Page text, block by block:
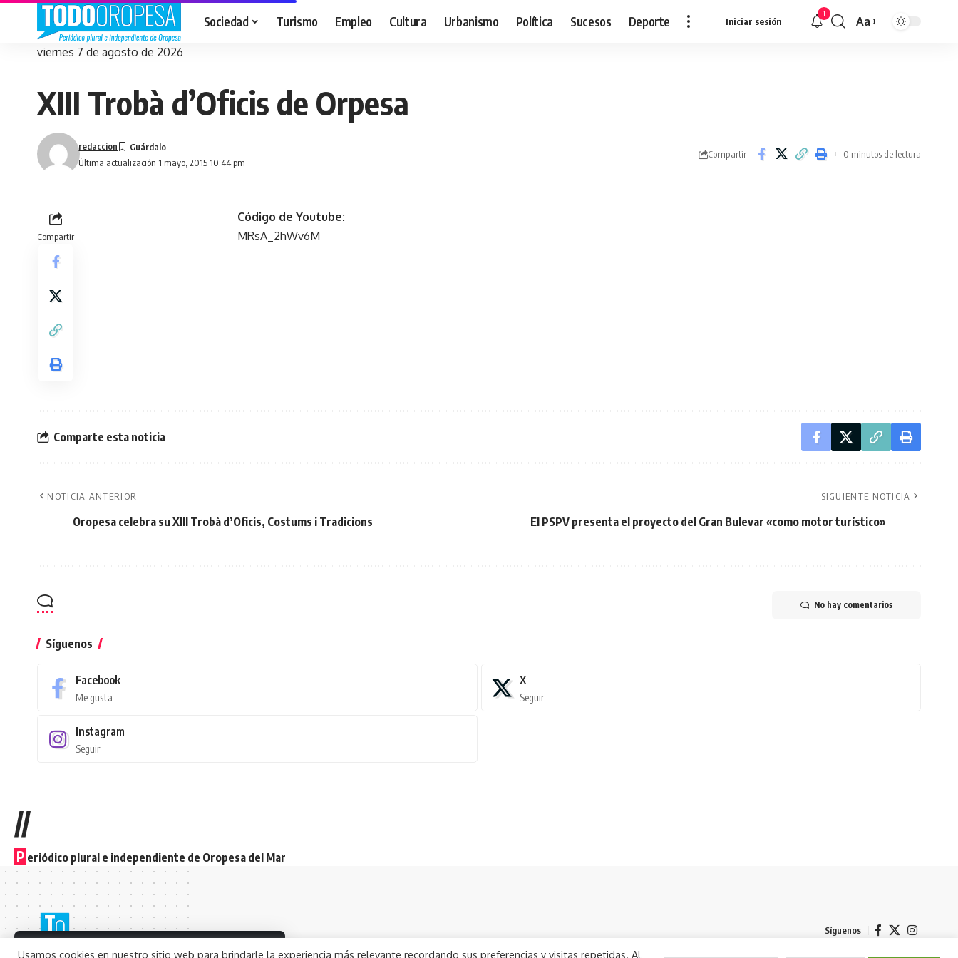
By using this site, you agree to the
Sociedad Turismo Empleo Cultura Urbanismo Política Sucesos Deporte Iniciar sesión
1
Redimensionar
Aa
viernes 7 de agosto de 2026
XIII Trobà d’Oficis de Orpesa
Última actualización 1 mayo, 2015 10:44 pm
redaccion
Compartir 0 minutos de lectura
Compartir
Código de Youtube:
MRsA_2hWv6M
Comparte esta noticia
NOTICIA ANTERIOR
Oropesa celebra su XIII Trobà d’Oficis, Costums i Tradicions
SIGUIENTE NOTICIA
El PSPV presenta el proyecto del Gran Bulevar «como motor turístico»
No hay comentarios
Síguenos
Facebook
Me gusta
X
Seguir
Instagram
Seguir
//
P eriódico plural e independiente de Oropesa del Mar
Síguenos
Usamos cookies en nuestro sitio web para brindarle la experiencia más relevante recordando sus preferencias y visitas repetidas. Al